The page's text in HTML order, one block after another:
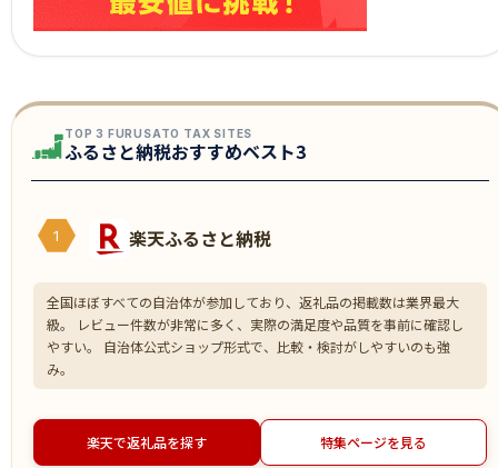
TOP 3 FURUSATO TAX SITES
ふるさと納税おすすめベスト3
1 楽天ふるさと納税
全国ほぼすべての自治体が参加しており、返礼品の掲載数は業界最大
級。 レビュー件数が非常に多く、実際の満足度や品質を事前に確認し
やすい。 自治体公式ショップ形式で、比較・検討がしやすいのも強
み。
楽天で返礼品を探す 特集ページを見る